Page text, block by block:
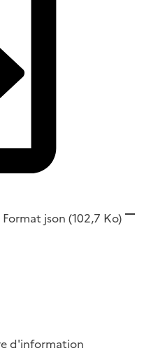
Format json (102,7 Ko)
d'information